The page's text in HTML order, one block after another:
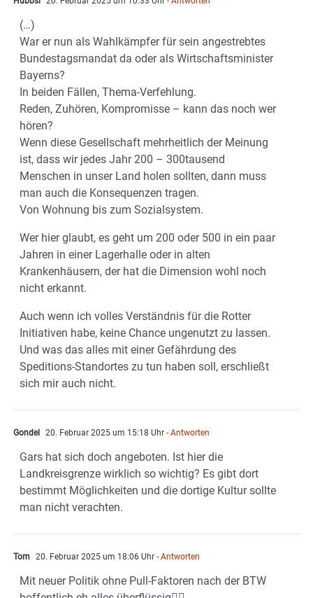
(…)
War er nun als Wahlkämpfer für sein angestrebtes
Bundestagsmandat da oder als Wirtschaftsminister
Bayerns?
In beiden Fällen, Thema-Verfehlung.
Reden, Zuhören, Kompromisse – kann das noch wer
hören?
Wenn diese Gesellschaft mehrheitlich der Meinung
ist, dass wir jedes Jahr 200 – 300tausend
Menschen in unser Land holen sollten, dann muss
man auch die Konsequenzen tragen.
Von Wohnung bis zum Sozialsystem.
Wer hier glaubt, es geht um 200 oder 500 in ein paar
Jahren in einer Lagerhalle oder in alten
Krankenhäusern, der hat die Dimension wohl noch
nicht erkannt.
Auch wenn ich volles Verständnis für die Rotter
Initiativen habe, keine Chance ungenutzt zu lassen.
Und was das alles mit einer Gefährdung des
Speditions-Standortes zu tun haben soll, erschließt
sich mir auch nicht.
Gondel 20. Februar 2025 um 15:18 Uhr - Antworten
Gars hat sich doch angeboten. Ist hier die
Landkreisgrenze wirklich so wichtig? Es gibt dort
bestimmt Möglichkeiten und die dortige Kultur sollte
man nicht verachten.
Tom 20. Februar 2025 um 18:06 Uhr - Antworten
Mit neuer Politik ohne Pull-Faktoren nach der BTW